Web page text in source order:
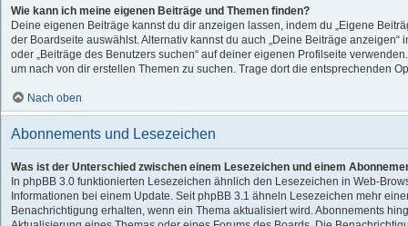
Wie kann ich meine eigenen Beiträge und Themen finden?
Deine eigenen Beiträge kannst du dir anzeigen lassen, indem du „Eigene
der Boardseite auswählst. Alternativ kannst du auch „Deine Beiträge
oder „Beiträge des Benutzers suchen“ auf deiner eigenen Profilseite
um nach von dir erstellen Themen zu suchen. Trage dort die entsprechenden
Nach oben
Abonnements und Lesezeichen
Was ist der Unterschied zwischen einem Lesezeichen und einem
In phpBB 3.0 funktionierten Lesezeichen ähnlich den Lesezeichen in Web-
Informationen bei einem Update. Seit phpBB 3.1 ähneln Lesezeichen mehr
Benachrichtigung erhalten, wenn ein Thema aktualisiert wird. Abonnements